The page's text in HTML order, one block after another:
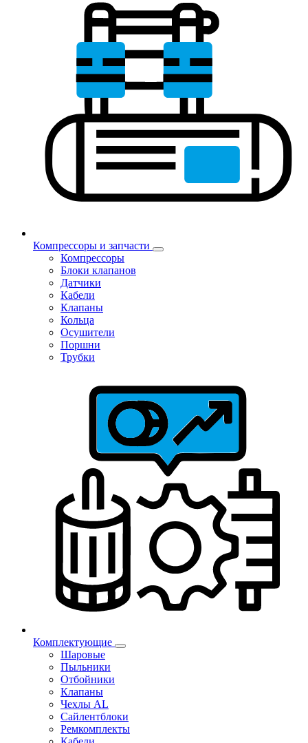
Компрессоры и запчасти
Компрессоры
Блоки клапанов
Датчики
Кабели
Клапаны
Кольца
Осушители
Поршни
Трубки
Комплектующие
Шаровые
Пыльники
Отбойники
Клапаны
Чехлы AL
Сайлентблоки
Ремкомплекты